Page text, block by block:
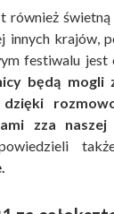
również
innych krajów,
festiwalu
będą mogli
zza naszej